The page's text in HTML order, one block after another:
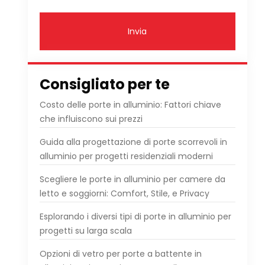
Invia
Consigliato per te
Costo delle porte in alluminio: Fattori chiave
che influiscono sui prezzi
Guida alla progettazione di porte scorrevoli in
alluminio per progetti residenziali moderni
Scegliere le porte in alluminio per camere da
letto e soggiorni: Comfort, Stile, e Privacy
Esplorando i diversi tipi di porte in alluminio per
progetti su larga scala
Opzioni di vetro per porte a battente in